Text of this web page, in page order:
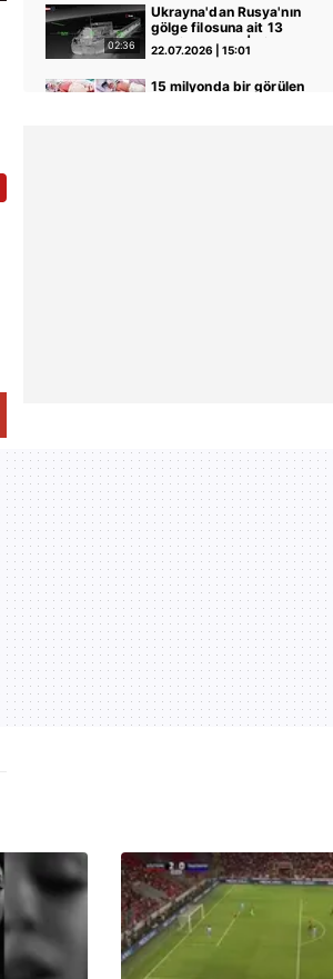
02:36
Ukrayna'dan Rusya'nın
gölge filosuna ait 13
gemiye saldırı | Video
22.07.2026 | 15:01
15 milyonda bir görülen
00:17
ABD Başkanı Donald
Trump, Türk lezzetlerini
övdü: "Her şey çok
güzeldi" | Video
08.07.2026 | 15:06
00:52
Ankara'ya gelen Fransa
Cumhurbaşkanı Macron,
Seğmenler Park'ında koşu
yaptı | Video
08.07.2026 | 09:16
00:43
SON DAKİKA | Şam'da
korku dolu anlar:
Macron'un kaldığı otelin
yakınında patlama! | Video
07.07.2026 | 11:04
02:33
Hamaney’e Tahran’da son
veda! Binler meydanlara
toplandı | Video
06.07.2026 | 13:54
04:00
büyükelçileri, NATO Ankara
Zirvesi'ni değerlendirdi |
Video
04.07.2026 | 14:43
01:23
Pakistan'da yolcu otobüsü
dev çukura uçtu: 40 ölü |
Video
03.07.2026 | 14:06